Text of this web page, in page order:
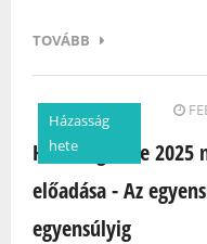
TOVÁBB
Házasság
hete
Házasság Hete
előadása - Az
egyensúlyig